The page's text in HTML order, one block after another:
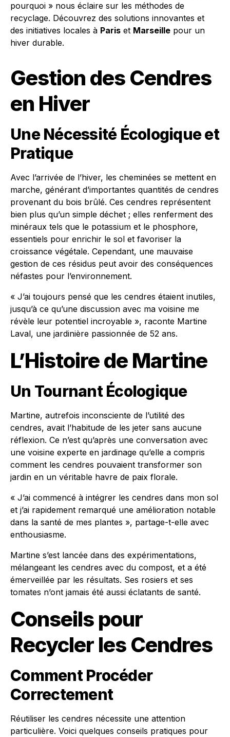
pourquoi » nous éclaire sur les méthodes de
recyclage. Découvrez des solutions innovantes et
des initiatives locales à Paris et Marseille pour un
hiver durable.
Gestion des Cendres
en Hiver
Une Nécessité Écologique et
Pratique
Avec l’arrivée de l’hiver, les cheminées se mettent en
marche, générant d’importantes quantités de cendres
provenant du bois brûlé. Ces cendres représentent
bien plus qu’un simple déchet ; elles renferment des
minéraux tels que le potassium et le phosphore,
essentiels pour enrichir le sol et favoriser la
croissance végétale. Cependant, une mauvaise
gestion de ces résidus peut avoir des conséquences
néfastes pour l’environnement.
« J’ai toujours pensé que les cendres étaient inutiles,
jusqu’à ce qu’une discussion avec ma voisine me
révèle leur potentiel incroyable », raconte Martine
Laval, une jardinière passionnée de 52 ans.
L’Histoire de Martine
Un Tournant Écologique
Martine, autrefois inconsciente de l’utilité des
cendres, avait l’habitude de les jeter sans aucune
réflexion. Ce n’est qu’après une conversation avec
une voisine experte en jardinage qu’elle a compris
comment les cendres pouvaient transformer son
jardin en un véritable havre de paix florale.
« J’ai commencé à intégrer les cendres dans mon sol
et j’ai rapidement remarqué une amélioration notable
dans la santé de mes plantes », partage-t-elle avec
enthousiasme.
Martine s’est lancée dans des expérimentations,
mélangeant les cendres avec du compost, et a été
émerveillée par les résultats. Ses rosiers et ses
tomates n’ont jamais été aussi éclatants de santé.
Conseils pour
Recycler les Cendres
Comment Procéder
Correctement
Réutiliser les cendres nécessite une attention
particulière. Voici quelques conseils pratiques pour